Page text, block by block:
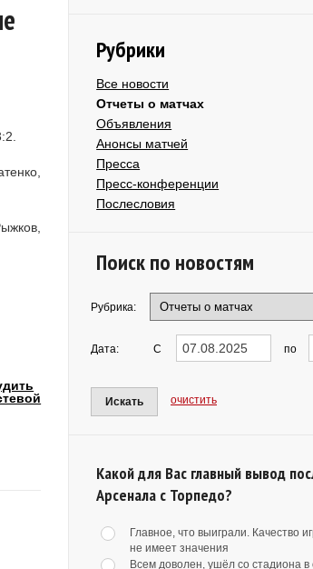
Рубрики
Все новости
Отчеты о матчах
Объявления
Анонсы матчей
Пресса
Пресс-конференции
Послесловия
Поиск по новостям
Рубрика:
Дата: С по
Искать очистить
Какой для Вас главный вывод
Арсенала с Торпедо?
Главное, что выиграли. Качество
не имеет значения
Всем доволен, ушёл со стадиона в